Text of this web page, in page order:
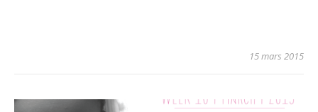
15 mars 2015